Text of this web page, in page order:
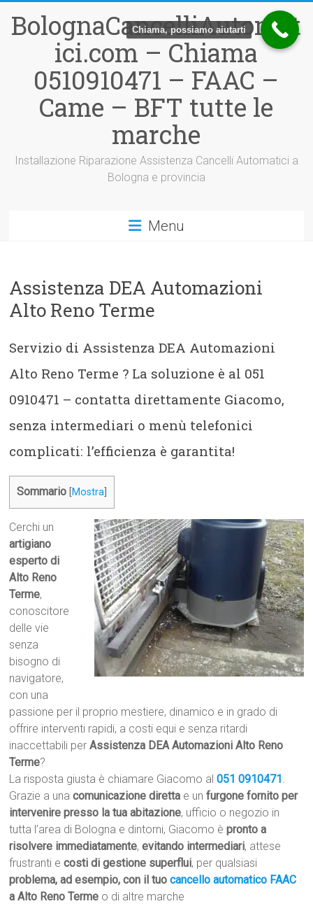
contenuto
BolognaCancelliAutomat
ici.com – Chiama
0510910471 – FAAC –
Came – BFT tutte le
marche
Installazione Riparazione Assistenza Cancelli Automatici a
Bologna e provincia
Menu
Assistenza DEA Automazioni
Alto Reno Terme
Servizio di Assistenza DEA Automazioni
Alto Reno Terme ? La soluzione è al 051
0910471 – contatta direttamente Giacomo,
senza intermediari o menù telefonici
complicati: l’efficienza è garantita!
Sommario Mostra
Cerchi un
artigiano
esperto di
Alto Reno
Terme,
conoscitore
delle vie
senza
bisogno di
navigatore,
con una
passione per il proprio mestiere, dinamico e in grado di
offrire interventi rapidi, a costi equi e senza ritardi
inaccettabili perAssistenza DEA Automazioni Alto Reno
Terme?
La risposta giusta è chiamare Giacomo al051 0910471 .
Grazie a unacomunicazione diretta e unfurgone fornito per
intervenire presso la tua abitazione, ufficio o negozio in
tutta l’area di Bologna e dintorni, Giacomo èpronto a
risolvere immediatamente,evitando intermediari, attese
frustranti ecosti di gestione superflui, per qualsiasi
problema, ad esempio, con il tuocancello automatico FAAC
a Alto Reno Terme o di altre marche
Chiama, possiamo aiutarti